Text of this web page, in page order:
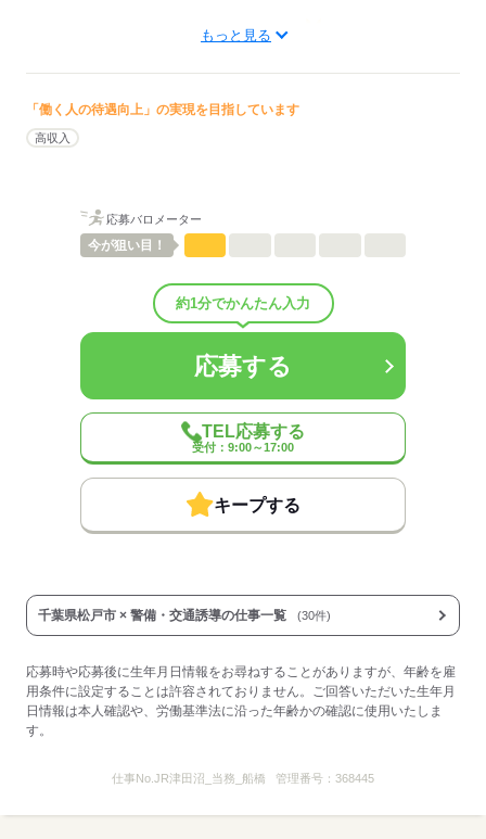
ひとりで
配属先部署：
男女比
待遇・福利厚生：
■正社員登用有り
■更衣室、休憩室有
■制服貸与
家電つき・女性寮もあり
住み込み希望の方はご相談を！
■研修・イベント時お弁当支給
■労災保険あり
年齢・勤務日数により雇用保険・社会保険あり
■資格手当あり
≪友達紹介キャンペーン≫
◎ご紹介いただいたお友達が
（資格手当一例）
〇施設警備業務1級 ：10,000円/月
◇介護福祉士 ：10,000円/月
◇サービス介助士 ：3,000円/月
◇列車見張員（JR） ：20,000円/月
応募する
もっと見る
「働く人の待遇向上」の実現を目指しています
高収入
応募バロメーター
今が狙い目！
約1分でかんたん入力
応募する
TEL応募する
受付：9:00～17:00
キープする
千葉県松戸市 × 警備・交通誘導の仕事一覧 (30件)
応募時や応募後に生年月日情報をお尋ねすることがありますが、年齢を雇
用条件に設定することは許容されておりません。ご回答いただいた生年月
日情報は本人確認や、労働基準法に沿った年齢かの確認に使用いたしま
す。
仕事No. JR津田沼_当務_船橋 管理番号：368445